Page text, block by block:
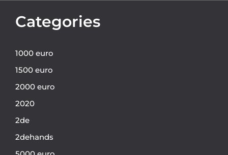
Categories
1000 euro
1500 euro
2000 euro
2020
2de
2dehands